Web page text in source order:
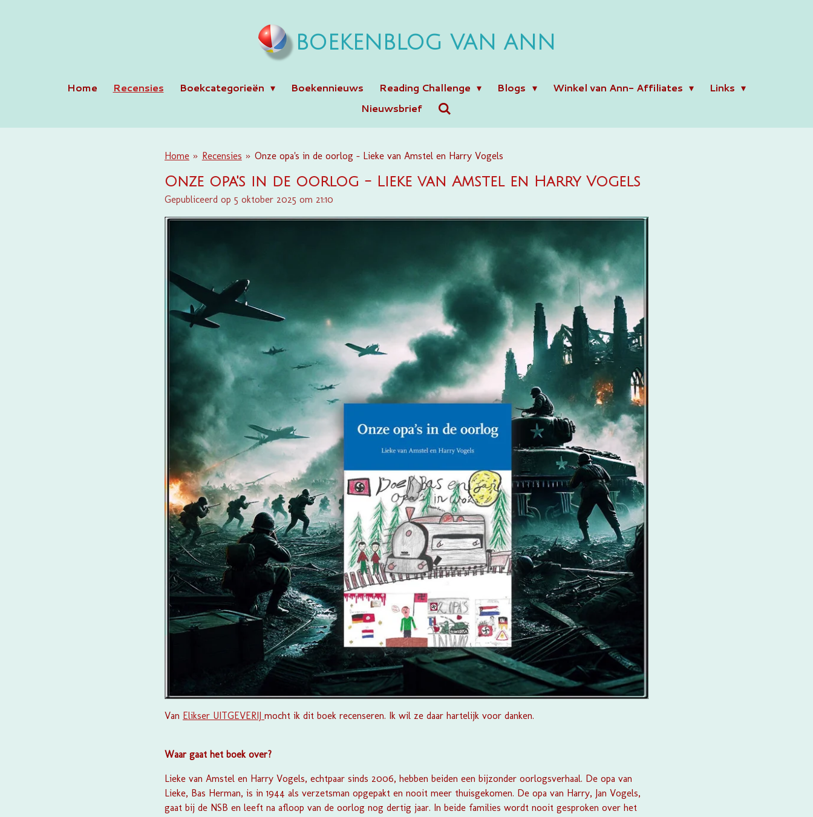
BOEKENBLOG VAN ANN
Home Recensies Boekcategorieën Boekennieuws Reading Challenge Blogs Winkel van Ann- Affiliates
Links
Nieuwsbrief
Home » Recensies » Onze opa's in de oorlog - Lieke van Amstel en Harry Vogels
Onze opa's in de oorlog - Lieke van Amstel en Harry Vogels
Gepubliceerd op 5 oktober 2025 om 21:10
Van Elikser UITGEVERIJ mocht ik dit boek recenseren. Ik wil ze daar hartelijk voor danken.
Waar gaat het boek over?
Lieke van Amstel en Harry Vogels, echtpaar sinds 2006, hebben beiden een bijzonder oorlogsverhaal. De opa van
Lieke, Bas Herman, is in 1944 als verzetsman opgepakt en nooit meer thuisgekomen. De opa van Harry, Jan Vogels,
gaat bij de NSB en leeft na afloop van de oorlog nog dertig jaar. In beide families wordt nooit gesproken over het